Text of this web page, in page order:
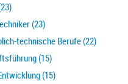
(23)
technische Berufe (22)
(15)
(15)